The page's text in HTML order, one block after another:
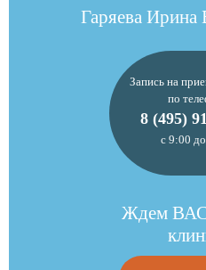
Гаряева Ирина
Запись на
по
8 (495)
с 9:00
Ждем